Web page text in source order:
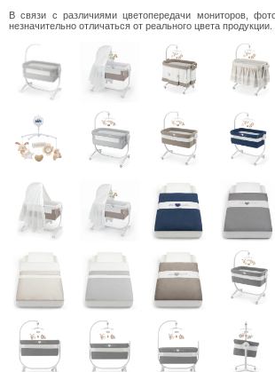
В связи с различиями цветопередачи мониторов,
незначительно отличаться от реального цвета продукции.